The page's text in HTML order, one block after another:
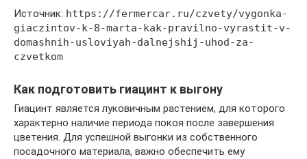
Источник: https://fermercar.ru/czvety/vygonka-
giaczintov-k-8-marta-kak-pravilno-vyrastit-v-
domashnih-usloviyah-dalnejshij-uhod-za-
czvetkom
Как подготовить гиацинт к выгону
Гиацинт является луковичным растением, для которого
характерно наличие периода покоя после завершения
цветения. Для успешной выгонки из собственного
посадочного материала, важно обеспечить ему